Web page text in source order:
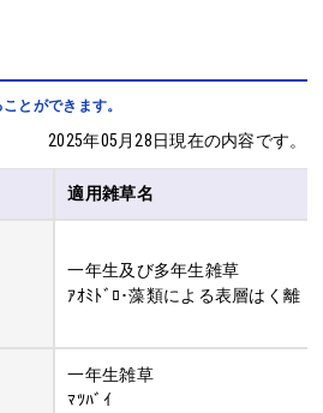
とができます。
2025年05月28日現在の内容です。
適用雑草名
一年生及び多年生雑草
ｱｵﾐﾄﾞﾛ･藻類による表層はく離
一年生雑草
ﾏﾂﾊﾞｲ